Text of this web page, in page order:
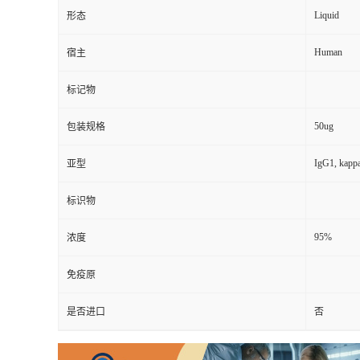
形态 Liquid
宿主 Human
标记物
包装规格 50ug
亚型 IgG1,
标识物
浓度 95%
免疫原
是否进口 否